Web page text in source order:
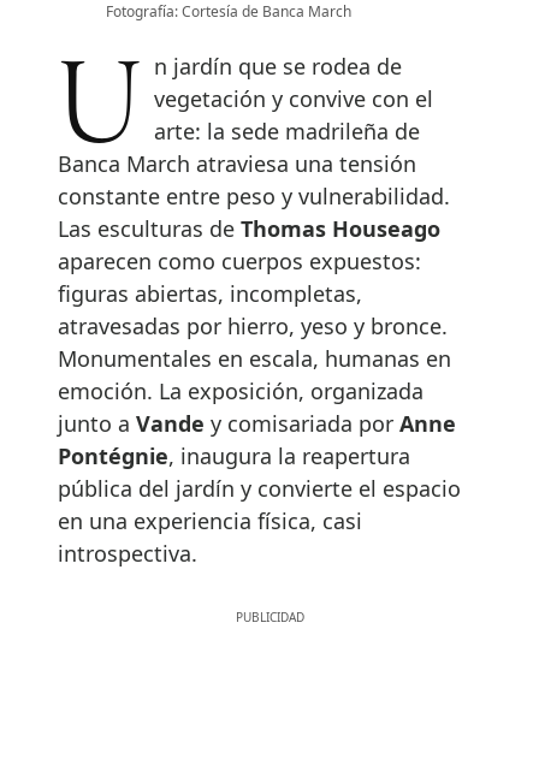
Fotografía: Cortesía de Banca March
Un jardín que se rodea de
vegetación y convive con el
arte: la sede madrileña de
Banca March atraviesa una tensión
constante entre peso y vulnerabilidad.
Las esculturas de Thomas Houseago
aparecen como cuerpos expuestos:
figuras abiertas, incompletas,
atravesadas por hierro, yeso y bronce.
Monumentales en escala, humanas en
emoción. La exposición, organizada
junto a Vande y comisariada por Anne
Pontégnie, inaugura la reapertura
pública del jardín y convierte el espacio
en una experiencia física, casi
introspectiva.